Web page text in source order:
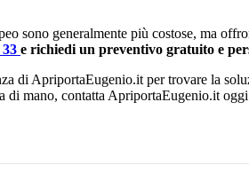
sono generalmente più costose, ma
33 e richiedi un preventivo gratuito e
di ApriportaEugenio.it per trovare la
di mano, contatta ApriportaEugenio.it oggi